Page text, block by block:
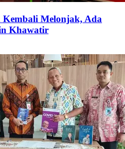
Melonjak, Ada
Khawatir